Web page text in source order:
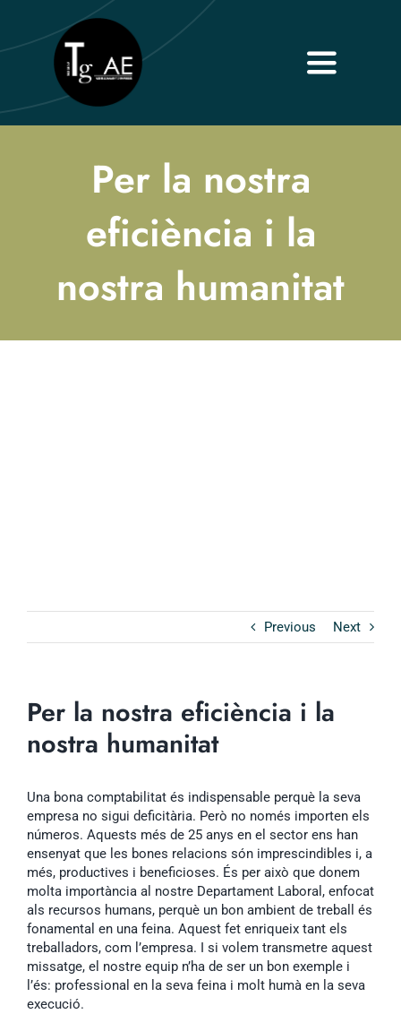
content
Toggle
Inici
Sobre nosaltres
Contacta
Per la nostra
eficiència i la
nostra humanitat
Previous Next
Per la nostra eficiència i la
nostra humanitat
Una bona comptabilitat és indispensable perquè la seva
empresa no sigui deficitària. Però no només importen els
números. Aquests més de 25 anys en el sector ens han
ensenyat que les bones relacions són imprescindibles i, a
més, productives i beneficioses. És per això que donem
molta importància al nostre Departament Laboral, enfocat
als recursos humans, perquè un bon ambient de treball és
fonamental en una feina. Aquest fet enriqueix tant els
treballadors, com l’empresa. I si volem transmetre aquest
missatge, el nostre equip n’ha de ser un bon exemple i
l’és: professional en la seva feina i molt humà en la seva
execució.